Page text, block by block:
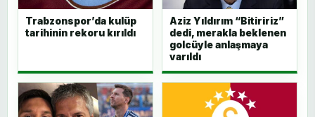
Trabzonspor’da kulüp
tarihinin rekoru kırıldı
Aziz Yıldırım “Bitiririz”
dedi, merakla beklenen
golcüyle anlaşmaya
varıldı